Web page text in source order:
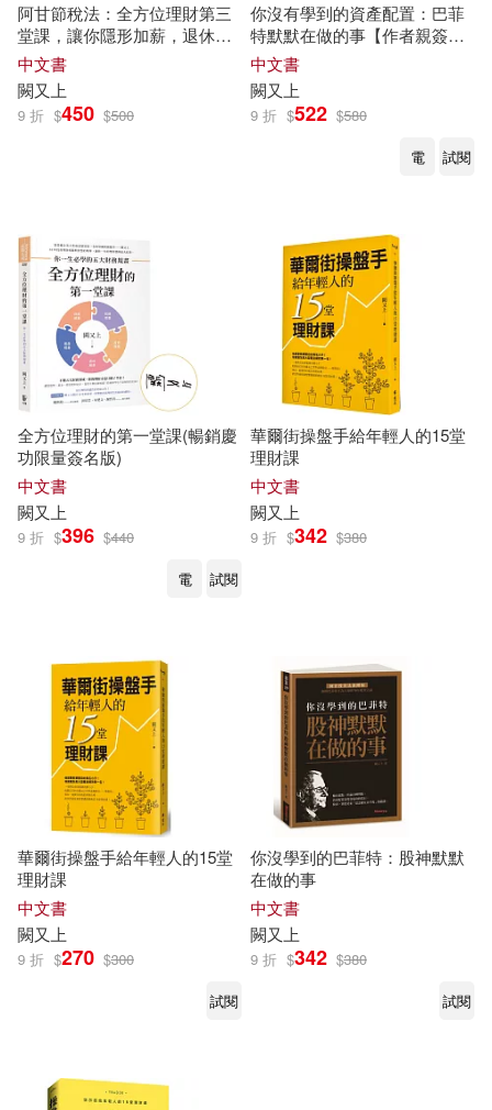
阿甘節稅法：全方位理財第三
堂課，讓你隱形加薪，退休金
翻倍【限量簽名版】
中文書
闕又上
9 折 $450 $500
你沒有學到的資產配置：巴菲
特默默在做的事【作者親簽
版】
中文書
闕又上
9 折 $522 $580
電
試閱
全方位理財的第一堂課(暢銷慶
功限量簽名版)
中文書
闕又上
9 折 $396 $440
電
試閱
華爾街操盤手給年輕人的15堂
理財課
中文書
闕又上
9 折 $342 $380
華爾街操盤手給年輕人的15堂
理財課
中文書
闕又上
9 折 $270 $300
試閱
你沒學到的巴菲特：股神默默
在做的事
中文書
闕又上
9 折 $342 $380
試閱